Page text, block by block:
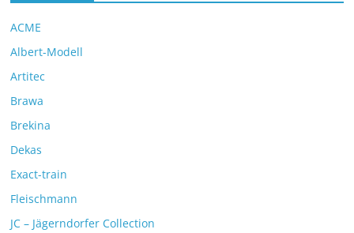
ACME
Albert-Modell
Artitec
Brawa
Brekina
Dekas
Exact-train
Fleischmann
JC – Jägerndorfer Collection